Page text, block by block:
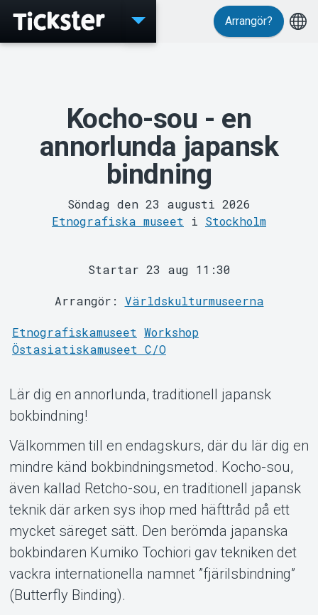
Support
Arrangör?
Kocho-sou - en
annorlunda japansk
bindning
Söndag den 23 augusti 2026
Etnografiska museet i Stockholm
Startar 23 aug 11:30
Arrangör: Världskulturmuseerna
Etnografiskamuseet Workshop
Östasiatiskamuseet C/O
Lär dig en annorlunda, traditionell japansk
bokbindning!
Välkommen till en endagskurs, där du lär dig en
mindre känd bokbindningsmetod. Kocho-sou,
även kallad Retcho-sou, en traditionell japansk
teknik där arken sys ihop med häfttråd på ett
mycket säreget sätt. Den berömda japanska
bokbindaren Kumiko Tochiori gav tekniken det
vackra internationella namnet ”fjärilsbindning”
(Butterfly Binding).